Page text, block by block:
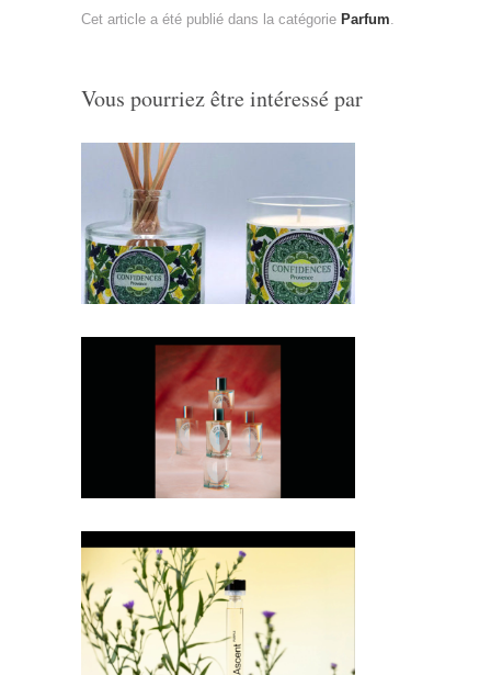
Cet article a été publié dans la catégorie Parfum
Vous pourriez être intéressé par